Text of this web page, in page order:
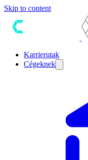
Skip to content
Karrierutak
Cégeknek